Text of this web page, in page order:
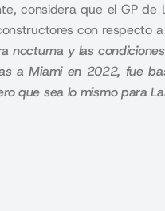
considera que el GP
con respecto
nocturna y las
a Miami en 2022, fue
que sea lo mismo para